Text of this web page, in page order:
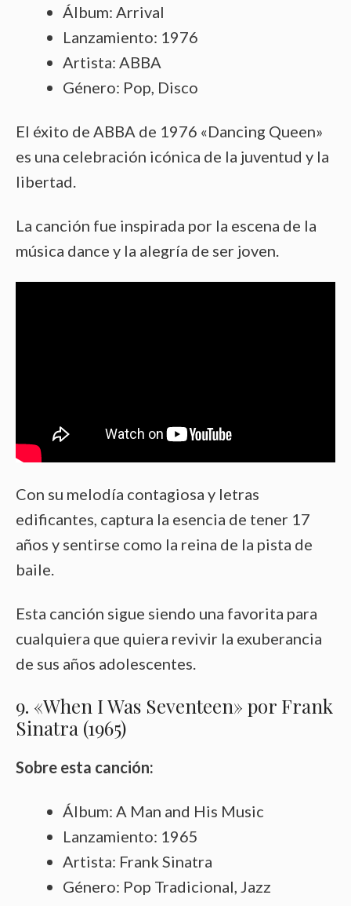
Álbum: Arrival
Lanzamiento: 1976
Artista: ABBA
Género: Pop, Disco
El éxito de ABBA de 1976 «Dancing Queen»
es una celebración icónica de la juventud y la
libertad.
La canción fue inspirada por la escena de la
música dance y la alegría de ser joven.
Con su melodía contagiosa y letras
edificantes, captura la esencia de tener 17
años y sentirse como la reina de la pista de
baile.
Esta canción sigue siendo una favorita para
cualquiera que quiera revivir la exuberancia
de sus años adolescentes.
9. «When I Was Seventeen» por Frank
Sinatra (1965)
Sobre esta canción:
Álbum: A Man and His Music
Lanzamiento: 1965
Artista: Frank Sinatra
Género: Pop Tradicional, Jazz